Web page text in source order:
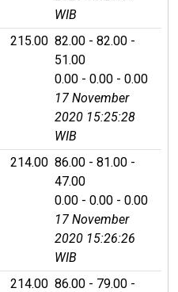
WIB
215.00 82.00 - 82.00 -
51.00
0.00 - 0.00 - 0.00
17 November
2020 15:25:28
WIB
214.00 86.00 - 81.00 -
47.00
0.00 - 0.00 - 0.00
17 November
2020 15:26:26
WIB
214.00 86.00 - 79.00 -